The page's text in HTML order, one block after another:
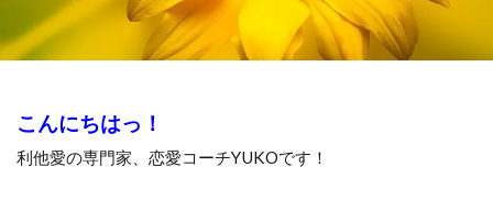
こんにちはっ！
利他愛の専門家、恋愛コーチYUKOです！